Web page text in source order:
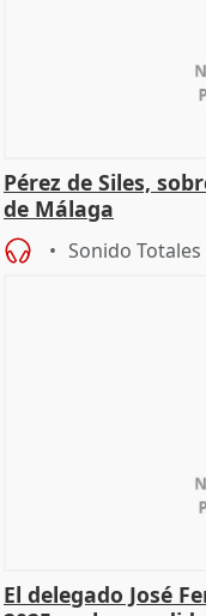
Pérez de Siles,
de Málaga
Sonido Totales
El delegado José